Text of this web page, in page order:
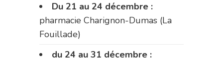
Du 21 au 24 décembre :
pharmacie Charignon-Dumas (La
Fouillade)
du 24 au 31 décembre :